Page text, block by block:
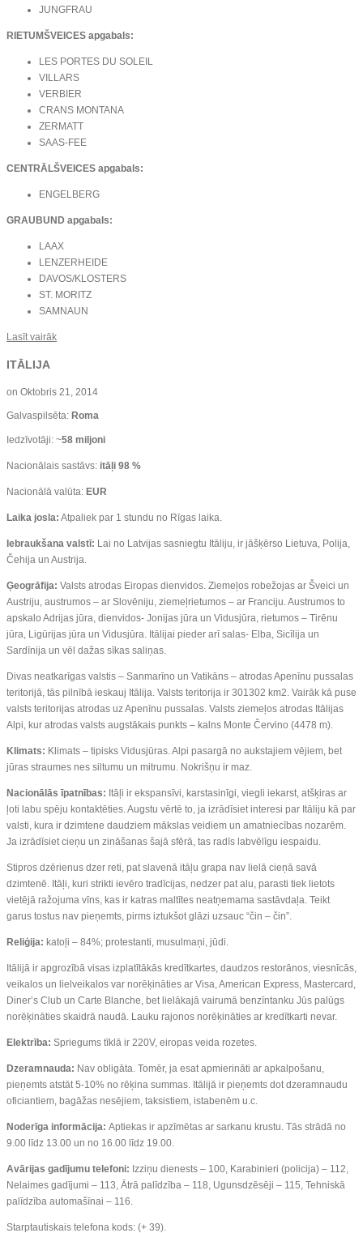
JUNGFRAU
RIETUMŠVEICES apgabals:
LES PORTES DU SOLEIL
VILLARS
VERBIER
CRANS MONTANA
ZERMATT
SAAS-FEE
CENTRĀLŠVEICES apgabals:
ENGELBERG
GRAUBUND apgabals:
LAAX
LENZERHEIDE
DAVOS/KLOSTERS
ST. MORITZ
SAMNAUN
Lasīt vairāk
ITĀLIJA
on Oktobris 21, 2014
Galvaspilsēta: Roma
Iedzīvotāji: ~58 miljoni
Nacionālais sastāvs: itāļi 98 %
Nacionālā valūta: EUR
Laika josla: Atpaliek par 1 stundu no Rīgas laika.
Iebraukšana valstī: Lai no Latvijas sasniegtu Itāliju, ir jāšķērso Lietuva, Polija,
Čehija un Austrija.
Ģeogrāfija: Valsts atrodas Eiropas dienvidos. Ziemeļos robežojas ar Šveici un
Austriju, austrumos – ar Slovēniju, ziemeļrietumos – ar Franciju. Austrumos to
apskalo Adrijas jūra, dienvidos- Jonijas jūra un Vidusjūra, rietumos – Tirēnu
jūra, Ligūrijas jūra un Vidusjūra. Itālijai pieder arī salas- Elba, Sicīlija un
Sardīnija un vēl dažas sīkas saliņas.
Divas neatkarīgas valstis – Sanmarīno un Vatikāns – atrodas Apenīnu pussalas
teritorijā, tās pilnībā ieskauj Itālija. Valsts teritorija ir 301302 km2. Vairāk kā puse
valsts teritorijas atrodas uz Apenīnu pussalas. Valsts ziemeļos atrodas Itālijas
Alpi, kur atrodas valsts augstākais punkts – kalns Monte Červino (4478 m).
Klimats: Klimats – tipisks Vidusjūras. Alpi pasargā no aukstajiem vējiem, bet
jūras straumes nes siltumu un mitrumu. Nokrišņu ir maz.
Nacionālās īpatnības: Itāļi ir ekspansīvi, karstasinīgi, viegli iekarst, atšķiras ar
ļoti labu spēju kontaktēties. Augstu vērtē to, ja izrādīsiet interesi par Itāliju kā par
valsti, kura ir dzimtene daudziem mākslas veidiem un amatniecības nozarēm.
Ja izrādīsiet cieņu un zināšanas šajā sfērā, tas radīs labvēlīgu iespaidu.
Stipros dzērienus dzer reti, pat slavenā itāļu grapa nav lielā cieņā savā
dzimtenē. Itāļi, kuri strikti ievēro tradīcijas, nedzer pat alu, parasti tiek lietots
vietējā ražojuma vīns, kas ir katras maltītes neatņemama sastāvdaļa. Teikt
garus tostus nav pieņemts, pirms iztukšot glāzi uzsauc “čin – čin”.
Reliģija: katoļi – 84%; protestanti, musulmaņi, jūdi.
Itālijā ir apgrozībā visas izplatītākās kredītkartes, daudzos restorānos, viesnīcās,
veikalos un lielveikalos var norēķināties ar Visa, American Express, Mastercard,
Diner’s Club un Carte Blanche, bet lielākajā vairumā benzīntanku Jūs palūgs
norēķināties skaidrā naudā. Lauku rajonos norēķināties ar kredītkarti nevar.
Elektrība: Spriegums tīklā ir 220V, eiropas veida rozetes.
Dzeramnauda: Nav obligāta. Tomēr, ja esat apmierināti ar apkalpošanu,
pieņemts atstāt 5-10% no rēķina summas. Itālijā ir pieņemts dot dzeramnaudu
oficiantiem, bagāžas nesējiem, taksistiem, istabenēm u.c.
Noderīga informācija: Aptiekas ir apzīmētas ar sarkanu krustu. Tās strādā no
9.00 līdz 13.00 un no 16.00 līdz 19.00.
Avārijas gadījumu telefoni: Izziņu dienests – 100, Karabinieri (policija) – 112,
Nelaimes gadījumi – 113, Ātrā palīdzība – 118, Ugunsdzēsēji – 115, Tehniskā
palīdzība automašīnai – 116.
Starptautiskais telefona kods: (+ 39).